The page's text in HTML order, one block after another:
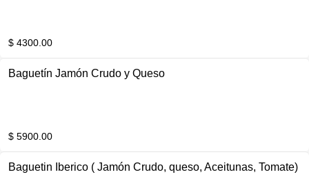
$ 4300.00
Baguetín Jamón Crudo y Queso
$ 5900.00
Baguetin Iberico ( Jamón Crudo, queso, Aceitunas, Tomate)